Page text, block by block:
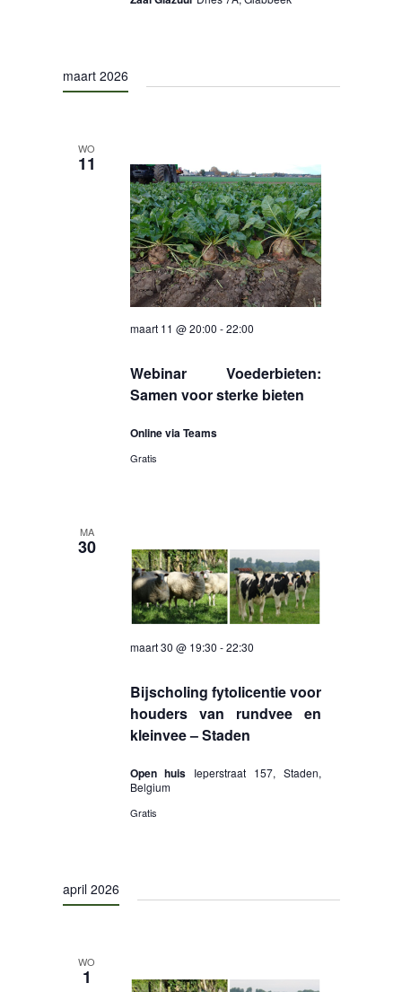
maart 2026
WO
11
Webinar Voederbieten:
Samen voor sterke bieten
maart 11 @ 20:00 -22:00
Online via Teams
Gratis
MA
30
Bijscholing fytolicentie voor
houders van rundvee en
kleinvee – Staden
maart 30 @ 19:30 -22:30
Open huis Ieperstraat 157, Staden,
Belgium
Gratis
april 2026
WO
1